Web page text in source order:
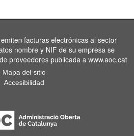
facturas electrónicas al sector
nombre y NIF de su empresa se
proveedores publicada a www.aoc.cat
Mapa del sitio
Accesibilidad